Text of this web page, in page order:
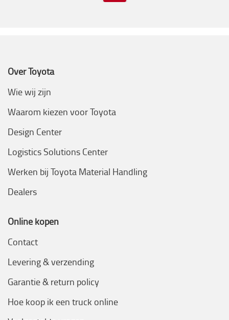
Over Toyota
Wie wij zijn
Waarom kiezen voor Toyota
Design Center
Logistics Solutions Center
Werken bij Toyota Material Handling
Dealers
Online kopen
Contact
Levering & verzending
Garantie & return policy
Hoe koop ik een truck online